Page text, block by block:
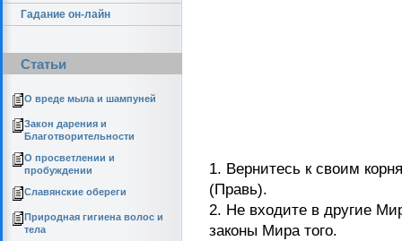
Гадание он-лайн
Статьи
О вреде мыла и шампуней
Закон дарения и
Благотворительности
О просветлении и
пробуждении
Славянские обереги
Природная гигиена волос и
тела
1. Вернитесь к своим
(Правь).
2. Не входите в другие
законы Мира того.